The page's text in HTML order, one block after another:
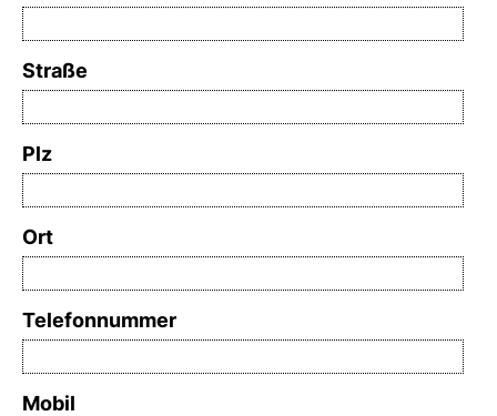
Straße
Plz
Ort
Telefonnummer
Mobil